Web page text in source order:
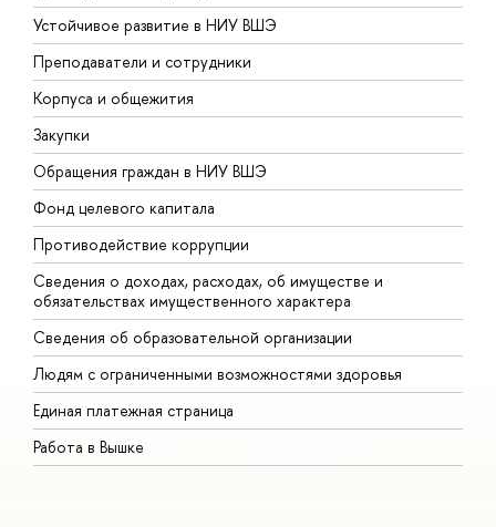
Устойчивое развитие в НИУ ВШЭ
Преподаватели и сотрудники
Корпуса и общежития
Закупки
Обращения граждан в НИУ ВШЭ
Фонд целевого капитала
Противодействие коррупции
Сведения о доходах, расходах, об имуществе и
обязательствах имущественного характера
Сведения об образовательной организации
Людям с ограниченными возможностями здоровья
Единая платежная страница
Работа в Вышке